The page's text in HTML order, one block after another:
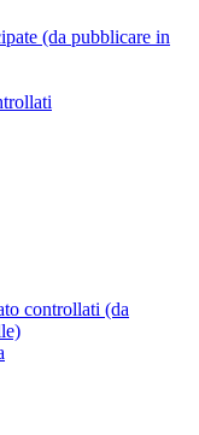
(da pubblicare in
controllati (da